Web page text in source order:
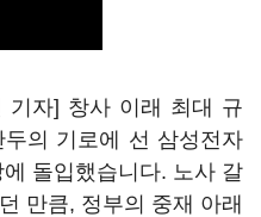
기자] 창사 이래 최대 규
의 기로에 선 삼성전자
돌입했습니다. 노사 갈
만큼, 정부의 중재 아래